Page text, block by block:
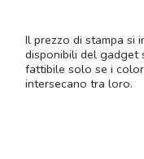
Il prezzo di stampa si
disponibili del gadget
fattibile solo se i
intersecano tra loro.